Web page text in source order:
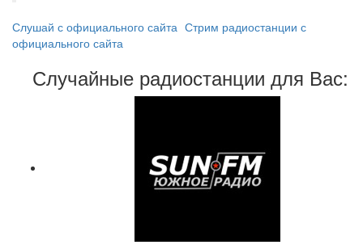
Слушай с официального сайта Стрим радиостанции с
официального сайта
Случайные радиостанции для Вас: